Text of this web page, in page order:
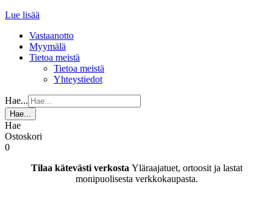
Lue lisää
Vastaanotto
Myymälä
Tietoa meistä
Tietoa meistä
Yhteystiedot
Hae...
Hae...
Hae
Ostoskori
0
Tilaa kätevästi verkosta Yläraajatuet, ortoosit ja lastat
monipuolisesta verkkokaupasta.